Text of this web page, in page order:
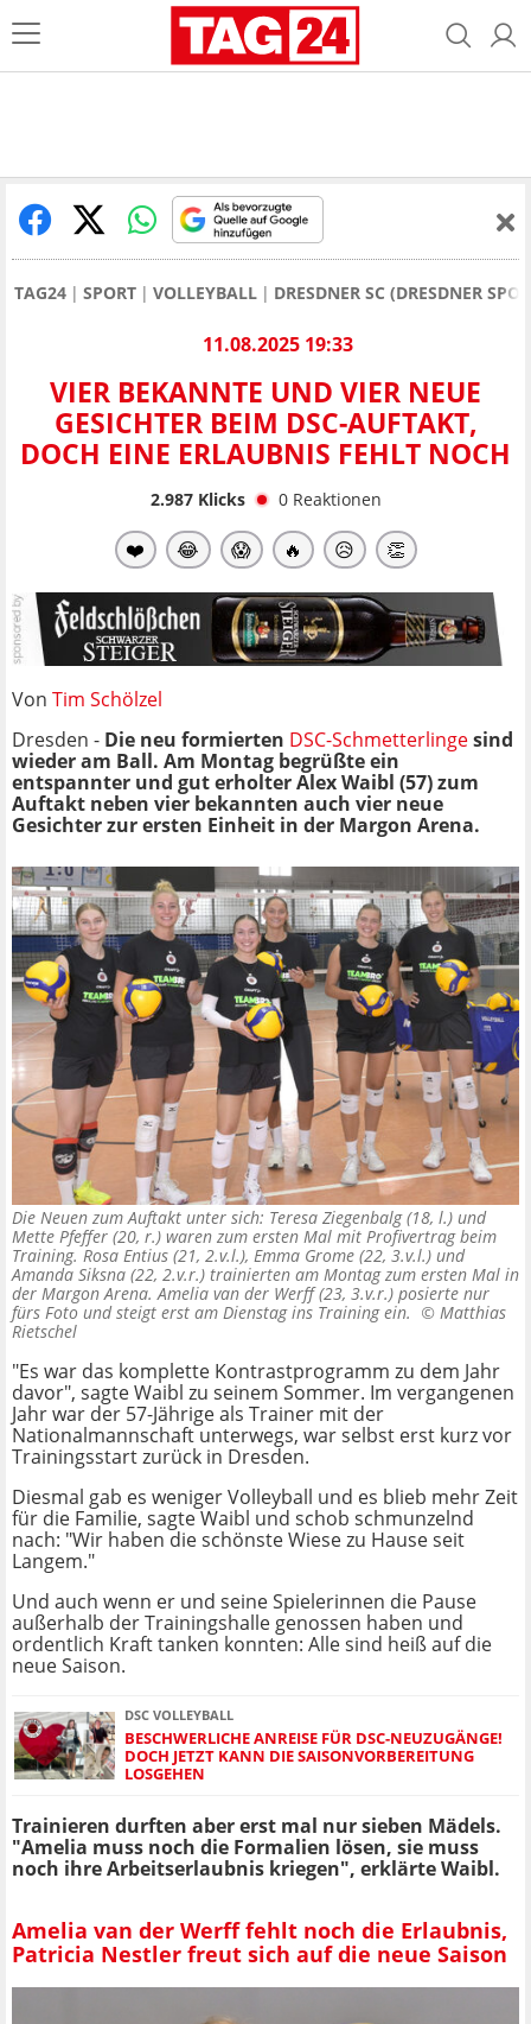
TAG24 SPORT VOLLEYBALL DRESDNER SC (DRESDNER
11.08.2025 19:33
VIER BEKANNTE UND VIER NEUE
GESICHTER BEIM DSC-AUFTAKT,
DOCH EINE ERLAUBNIS FEHLT NOCH
2.987Klicks 0 Reaktionen
❤️ 😂 😱 🔥 😥 👏
Von Tim Schölzel
Dresden - Die neu formierten DSC-Schmetterlingesind
wieder am Ball. Am Montag begrüßte ein
entspannter und gut erholter Alex Waibl (57) zum
Auftakt neben vier bekannten auch vier neue
Gesichter zur ersten Einheit in der Margon Arena.
Die Neuen zum Auftakt unter sich: Teresa Ziegenbalg (18, l.) und
Mette Pfeffer (20, r.) waren zum ersten Mal mit Profivertrag beim
Training. Rosa Entius (21, 2.v.l.), Emma Grome (22, 3.v.l.) und
Amanda Siksna (22, 2.v.r.) trainierten am Montag zum ersten Mal in
der Margon Arena. Amelia van der Werff (23, 3.v.r.) posierte nur
fürs Foto und steigt erst am Dienstag ins Training ein. © Matthias
Rietschel
"Es war das komplette Kontrastprogramm zu dem Jahr
davor", sagte Waibl zu seinem Sommer. Im vergangenen
Jahr war der 57-Jährige als Trainer mit der
Nationalmannschaft unterwegs, war selbst erst kurz vor
Trainingsstart zurück in Dresden.
Diesmal gab es weniger Volleyball und es blieb mehr Zeit
für die Familie, sagte Waibl und schob schmunzelnd
nach: "Wir haben die schönste Wiese zu Hause seit
Langem."
Und auch wenn er und seine Spielerinnen die Pause
außerhalb der Trainingshalle genossen haben und
ordentlich Kraft tanken konnten: Alle sind heiß auf die
neue Saison.
DSC VOLLEYBALL
BESCHWERLICHE ANREISE FÜR DSC-NEUZUGÄNGE!
DOCH JETZT KANN DIE SAISONVORBEREITUNG
LOSGEHEN
Trainieren durften aber erst mal nur sieben Mädels.
"Amelia muss noch die Formalien lösen, sie muss
noch ihre Arbeitserlaubnis kriegen", erklärte Waibl.
Amelia van der Werff fehlt noch die Erlaubnis,
Patricia Nestler freut sich auf die neue Saison